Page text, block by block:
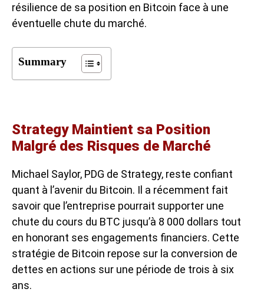
résilience de sa position en Bitcoin face à une
éventuelle chute du marché.
Summary
Strategy Maintient sa Position
Malgré des Risques de Marché
Michael Saylor, PDG de Strategy, reste confiant
quant à l’avenir du Bitcoin. Il a récemment fait
savoir que l’entreprise pourrait supporter une
chute du cours du BTC jusqu’à 8 000 dollars tout
en honorant ses engagements financiers. Cette
stratégie de Bitcoin repose sur la conversion de
dettes en actions sur une période de trois à six
ans.